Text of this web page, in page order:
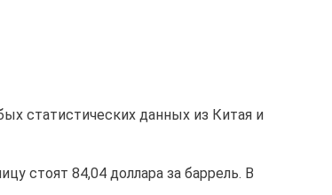
статистических данных из Китая и
стоят 84,04 доллара за баррель. В